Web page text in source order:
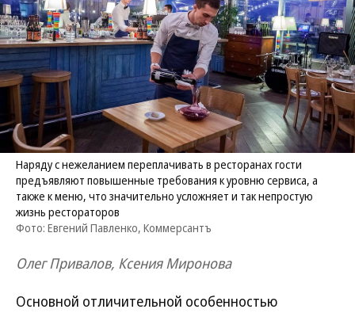
Наряду с нежеланием переплачивать в ресторанах гости
предъявляют повышенные требования к уровню сервиса, а
также к меню, что значительно усложняет и так непростую
жизнь рестораторов
Фото: Евгений Павленко, Коммерсантъ
Олег Привалов, Ксения Миронова
Основной отличительной особенностью